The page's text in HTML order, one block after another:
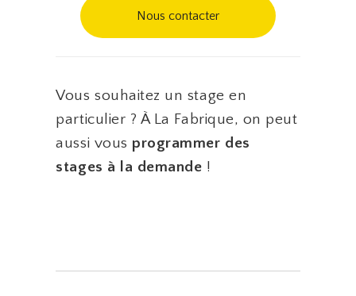
Nous contacter
Vous souhaitez un stage en
particulier ? À La Fabrique, on peut
aussi vous programmer des
stages à la demande !